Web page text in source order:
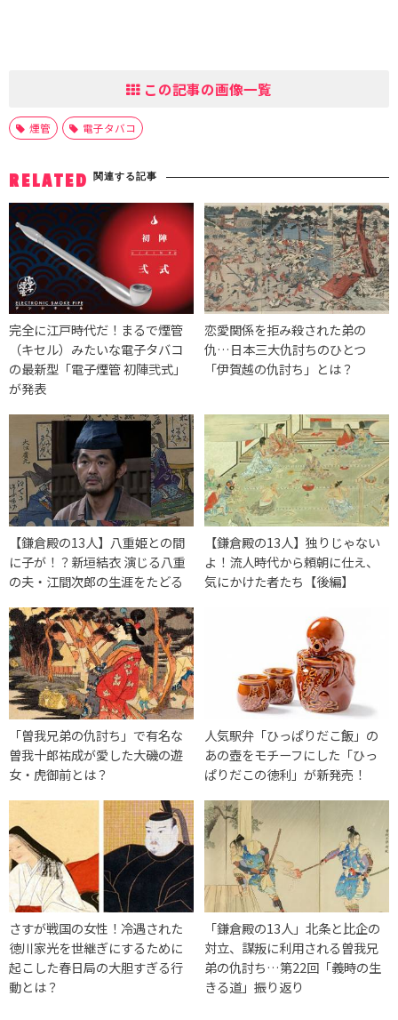
この記事の画像一覧
煙管 電子タバコ
RELATED 関連する記事
完全に江戸時代だ！まるで煙管
（キセル）みたいな電子タバコ
の最新型「電子煙管 初陣弐式」
が発表
恋愛関係を拒み殺された弟の
仇…日本三大仇討ちのひとつ
「伊賀越の仇討ち」とは？
【鎌倉殿の13人】八重姫との間
に子が！？新垣結衣 演じる八重
の夫・江間次郎の生涯をたどる
【鎌倉殿の13人】独りじゃない
よ！流人時代から頼朝に仕え、
気にかけた者たち【後編】
「曽我兄弟の仇討ち」で有名な
曽我十郎祐成が愛した大磯の遊
女・虎御前とは？
人気駅弁「ひっぱりだこ飯」の
あの壺をモチーフにした「ひっ
ぱりだこの徳利」が新発売！
さすが戦国の女性！冷遇された
徳川家光を世継ぎにするために
起こした春日局の大胆すぎる行
動とは？
「鎌倉殿の13人」北条と比企の
対立、謀叛に利用される曽我兄
弟の仇討ち…第22回「義時の生
きる道」振り返り